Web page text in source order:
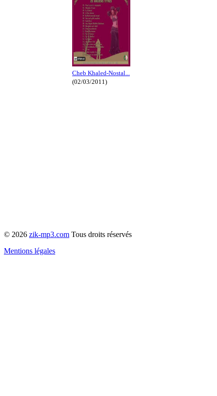
Cheb Khaled-Nostal...
(02/03/2011)
© 2026 zik-mp3.com Tous droits réservés
Mentions légales